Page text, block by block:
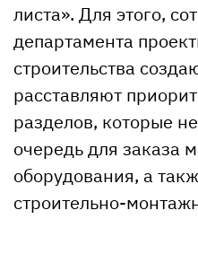
листа». Для этого,
департамента
строительства
расставляют
разделов, которые
очередь для заказа
оборудования, а
строительно-